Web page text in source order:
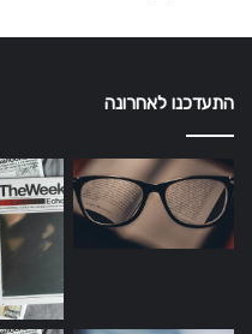
התעדכנו לאחרונה